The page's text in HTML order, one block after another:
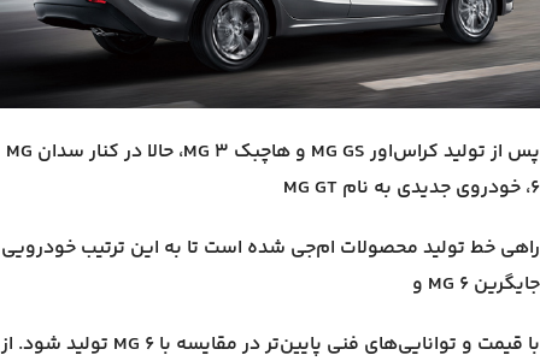
پس از تولید کراس‌اور MG GS و هاچبک MG 3، حالا در کنار سدان MG
6، خودروی جدیدی به نام MG GT
راهی خط تولید محصولات ام‌جی شده است تا به این ترتیب خودرویی
جایگرین MG 6 و
با قیمت و توانایی‌های فنی پایین‌تر در مقایسه با MG 6 تولید شود. از